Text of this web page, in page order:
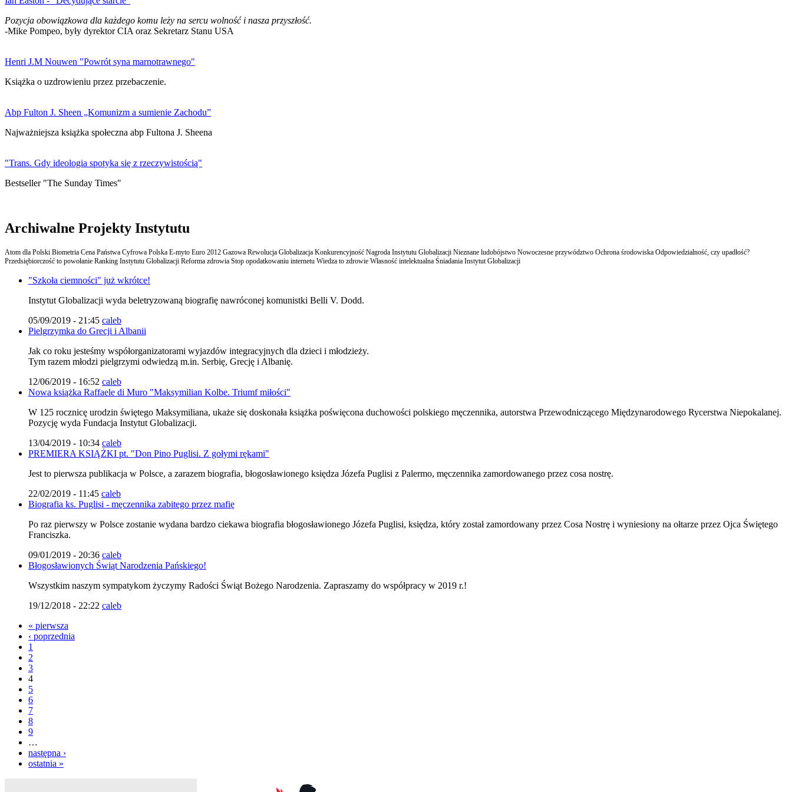
Pozycja obowiązkowa dla każdego komu leży na sercu wolność i nasza przyszłość.
-Mike Pompeo, były dyrektor CIA oraz Sekretarz Stanu USA
Henri J.M Nouwen "Powrót syna marnotrawnego"
Książka o uzdrowieniu przez przebaczenie.
Abp Fulton J. Sheen „Komunizm a sumienie Zachodu”
Najważniejsza książka społeczna abp Fultona J. Sheena
"Trans. Gdy ideologia spotyka się z rzeczywistością"
Bestseller "The Sunday Times"
Archiwalne Projekty Instytutu
Atom dla Polski Biometria Cena Państwa Cyfrowa Polska E-myto Euro 2012 Gazowa Rewolucja Globalizacja Konkurencyjność Nagroda Instytutu Globalizacji Nieznane ludobójstwo Nowoczesne przywództwo Ochrona środowiska Odpowiedzialność, czy upadłość?
Przedsiębiorczość to powołanie Ranking Instytutu Globalizacji Reforma zdrowia Stop opodatkowaniu internetu Wiedza to zdrowie Własność intelektualna Śniadania Instytut Globalizacji
"Szkoła ciemności" już wkrótce!
Instytut Globalizacji wyda beletryzowaną biografię nawróconej komunistki Belli V. Dodd.
05/09/2019 - 21:45 caleb
Pielgrzymka do Grecji i Albanii
Jak co roku jesteśmy współorganizatorami wyjazdów integracyjnych dla dzieci i młodzieży.
Tym razem młodzi pielgrzymi odwiedzą m.in. Serbię, Grecję i Albanię.
12/06/2019 - 16:52 caleb
Nowa książka Raffaele di Muro "Maksymilian Kolbe. Triumf miłości"
W 125 rocznicę urodzin świętego Maksymiliana, ukaże się doskonała książka poświęcona duchowości polskiego męczennika, autorstwa Przewodniczącego Międzynarodowego Rycerstwa Niepokalanej.
Pozycję wyda Fundacja Instytut Globalizacji.
13/04/2019 - 10:34 caleb
PREMIERA KSIĄŻKI pt. "Don Pino Puglisi. Z gołymi rękami"
Jest to pierwsza publikacja w Polsce, a zarazem biografia, błogosławionego księdza Józefa Puglisi z Palermo, męczennika zamordowanego przez cosa nostrę.
22/02/2019 - 11:45 caleb
Biografia ks. Puglisi - męczennika zabitego przez mafię
Po raz pierwszy w Polsce zostanie wydana bardzo ciekawa biografia błogosławionego Józefa Puglisi, księdza, który został zamordowany przez Cosa Nostrę i wyniesiony na ołtarze przez Ojca Świętego
Franciszka.
09/01/2019 - 20:36 caleb
Błogosławionych Świąt Narodzenia Pańskiego!
Wszystkim naszym sympatykom życzymy Radości Świąt Bożego Narodzenia. Zapraszamy do współpracy w 2019 r.!
19/12/2018 - 22:22 caleb
« pierwsza
‹ poprzednia
1
2
3
4
5
6
7
8
9
…
następna ›
ostatnia »